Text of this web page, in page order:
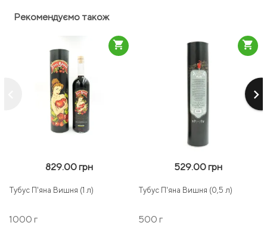
Рекомендуємо також
keyboard_arrow_right
829.00 грн
Тубус П'яна Вишня (1 л)
1000 г
shopping_cart
529.00 грн
Тубус П'яна Вишня (0,5 л)
500 г
shopping_cart